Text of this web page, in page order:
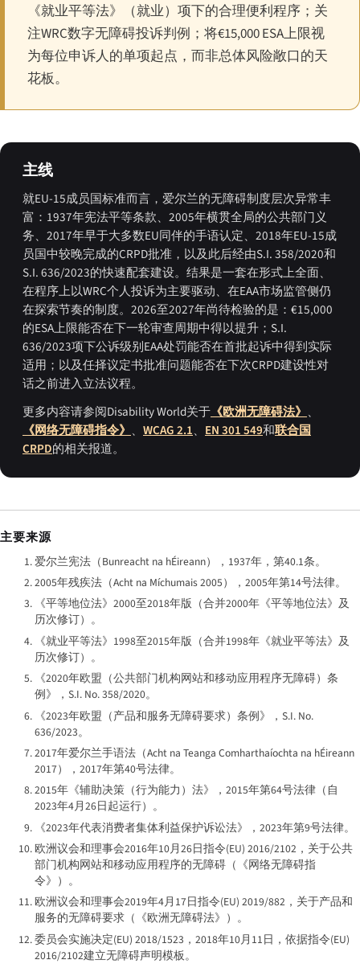
《就业平等法》（就业）项下的合理便利程序；关
注WRC数字无障碍投诉判例；将€15,000 ESA上限视
为每位申诉人的单项起点，而非总体风险敞口的天
花板。
主线
就EU-15成员国标准而言，爱尔兰的无障碍制度层次异常丰
富：1937年宪法平等条款、2005年横贯全局的公共部门义
务、2017年早于大多数EU同伴的手语认定、2018年EU-15成
员国中较晚完成的CRPD批准，以及此后经由S.I. 358/2020和
S.I. 636/2023的快速配套建设。结果是一套在形式上全面、
在程序上以WRC个人投诉为主要驱动、在EAA市场监管侧仍
在探索节奏的制度。2026至2027年尚待检验的是：€15,000
的ESA上限能否在下一轮审查周期中得以提升；S.I.
636/2023项下公诉级别EAA处罚能否在首批起诉中得到实际
适用；以及任择议定书批准问题能否在下次CRPD建设性对
话之前进入立法议程。
更多内容请参阅Disability World关于 《欧洲无障碍法》 、
《网络无障碍指令》 、 WCAG 2.1、 EN 301 549和联合国
CRPD的相关报道。
主要来源
爱尔兰宪法（Bunreacht na hÉireann），1937年，第40.1条。
2005年残疾法（Acht na Míchumais 2005），2005年第14号法律。
《平等地位法》2000至2018年版（合并2000年《平等地位法》及
历次修订）。
《就业平等法》1998至2015年版（合并1998年《就业平等法》及
历次修订）。
《2020年欧盟（公共部门机构网站和移动应用程序无障碍）条
例》，S.I. No. 358/2020。
《2023年欧盟（产品和服务无障碍要求）条例》，S.I. No.
636/2023。
2017年爱尔兰手语法（Acht na Teanga Comharthaíochta na hÉireann
2017），2017年第40号法律。
2015年《辅助决策（行为能力）法》，2015年第64号法律（自
2023年4月26日起运行）。
《2023年代表消费者集体利益保护诉讼法》，2023年第9号法律。
欧洲议会和理事会2016年10月26日指令(EU) 2016/2102，关于公共
部门机构网站和移动应用程序的无障碍（《网络无障碍指
令》）。
欧洲议会和理事会2019年4月17日指令(EU) 2019/882，关于产品和
服务的无障碍要求（《欧洲无障碍法》）。
委员会实施决定(EU) 2018/1523，2018年10月11日，依据指令(EU)
2016/2102建立无障碍声明模板。